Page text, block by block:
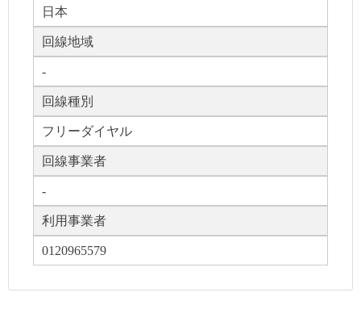
日本
回線地域
-
回線種別
フリーダイヤル
回線事業者
-
利用事業者
0120965579